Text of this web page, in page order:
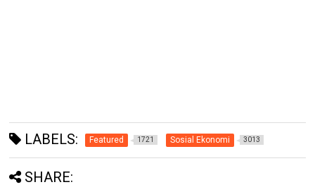
LABELS: Featured 1721 Sosial Ekonomi 3013
SHARE: